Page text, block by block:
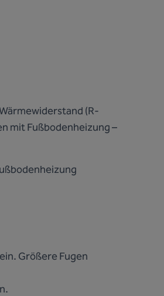
(R-
mit Fußbodenheizung –
Größere Fugen